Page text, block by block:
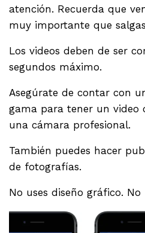
atención. Recuerda que
muy importante que
Los videos deben de ser
segundos máximo.
Asegúrate de contar con
gama para tener un video
una cámara profesional.
También puedes hacer
de fotografías.
No uses diseño gráfico. No